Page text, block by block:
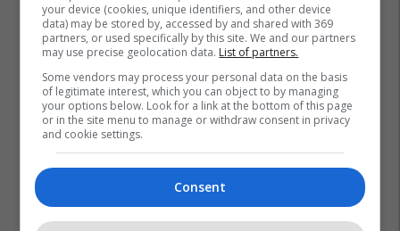
your device (cookies, unique identifiers, and other device
data) may be stored by, accessed by and shared with 369
partners, or used specifically by this site. We and our partners
may use precise geolocation data. List of partners.
Some vendors may process your personal data on the basis
of legitimate interest, which you can object to by managing
your options below. Look for a link at the bottom of this page
or in the site menu to manage or withdraw consent in privacy
and cookie settings.
Consent